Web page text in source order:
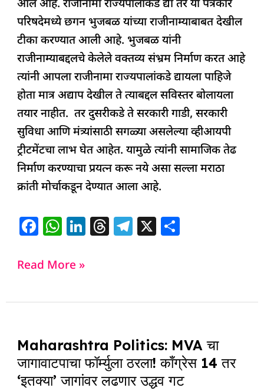
आलं आहे. राजीनामा राज्यपालांकडे द्या तर या पत्रकार
परिषदेमध्ये छगन भुजबळ यांच्या राजीनाम्याबाबत देखील
टीका करण्यात आली आहे. भुजबळ यांनी
राजीनाम्याबद्दलचे केलेले वक्तव्य संभ्रम निर्माण करत आहे
त्यांनी आपला राजीनामा राज्यपालांकडे द्यायला पाहिजे
होता मात्र अद्याप देखील ते त्याबद्दल सविस्तर बोलायला
तयार नाहीत. तर दुसरीकडे ते सरकारी गाडी, सरकारी
सुविधा आणि मंत्र्यांसाठी सगळ्या असलेल्या व्हीआयपी
ट्रीटमेंटचा लाभ घेत आहेत. यामुळे त्यांनी सामाजिक तेढ
निर्माण करण्याचा प्रयत्न करू नये असा सल्ला मराठा
क्रांती मोर्चाकडून देण्यात आला आहे.
F
c
b
o
k
W
at
A
p
Li
dI
T
d
T
ra
X
Read More »
Maharashtra Politics: MVA चा
जागावाटपाचा फॉर्म्युला ठरला! काँग्रेस 14 तर
‘इतक्या’ जागांवर लढणार उद्धव गट
Politics:
MVA
चा